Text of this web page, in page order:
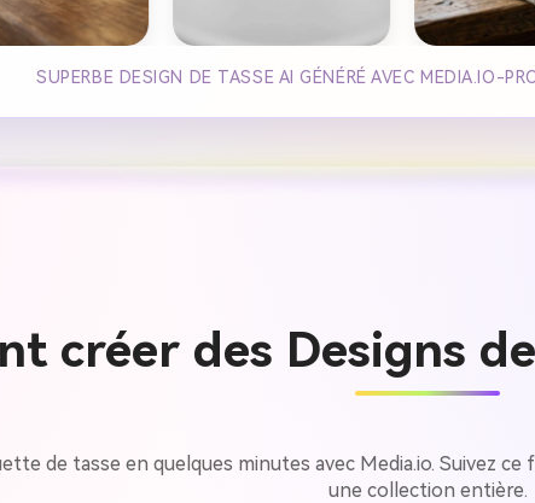
SUPERBE DESIGN DE TASSE AI GÉNÉRÉ AVEC MEDIA.IO-
créer des Designs
de tasse en quelques minutes avec Media.io. Suivez
une collection entière.